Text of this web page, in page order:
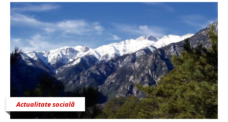
Actualitate socială